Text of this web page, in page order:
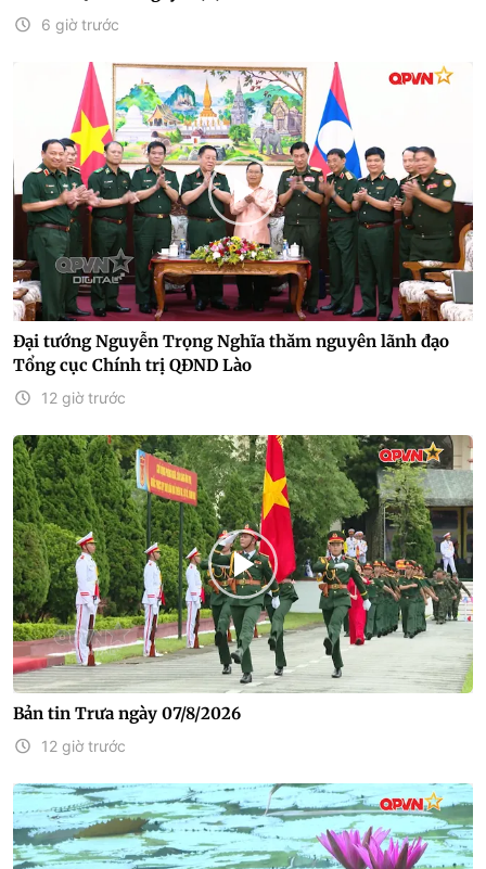
6 giờ trước
Đại tướng Nguyễn Trọng Nghĩa thăm nguyên lãnh đạo
Tổng cục Chính trị QĐND Lào
12 giờ trước
Bản tin Trưa ngày 07/8/2026
12 giờ trước